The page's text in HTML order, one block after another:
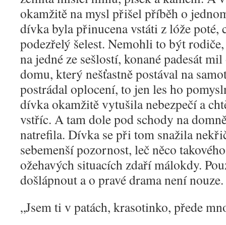
okamžitě na mysl přišel příběh o
dívka byla přinucena vstáti z lóže poté,
podezřelý šelest. Nemohli to být
na jedné ze sešlostí, konané padesát
domu, který nešťastně postával na
postrádal oplocení, to jen les ho
dívka okamžitě vytušila nebezpečí a
vstříc. A tam dole pod schody na
natrefila. Dívka se při tom snažila
sebemenší pozornost, leč něco
ožehavých situacích zdaří málokdy.
došlápnout a o pravé drama není nouze.
„Jsem ti v patách, krasotinko, přede